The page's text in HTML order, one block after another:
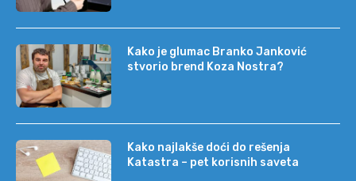
Kako je glumac Branko Janković
stvorio brend Koza Nostra?
Kako najlakše doći do rešenja
Katastra – pet korisnih saveta